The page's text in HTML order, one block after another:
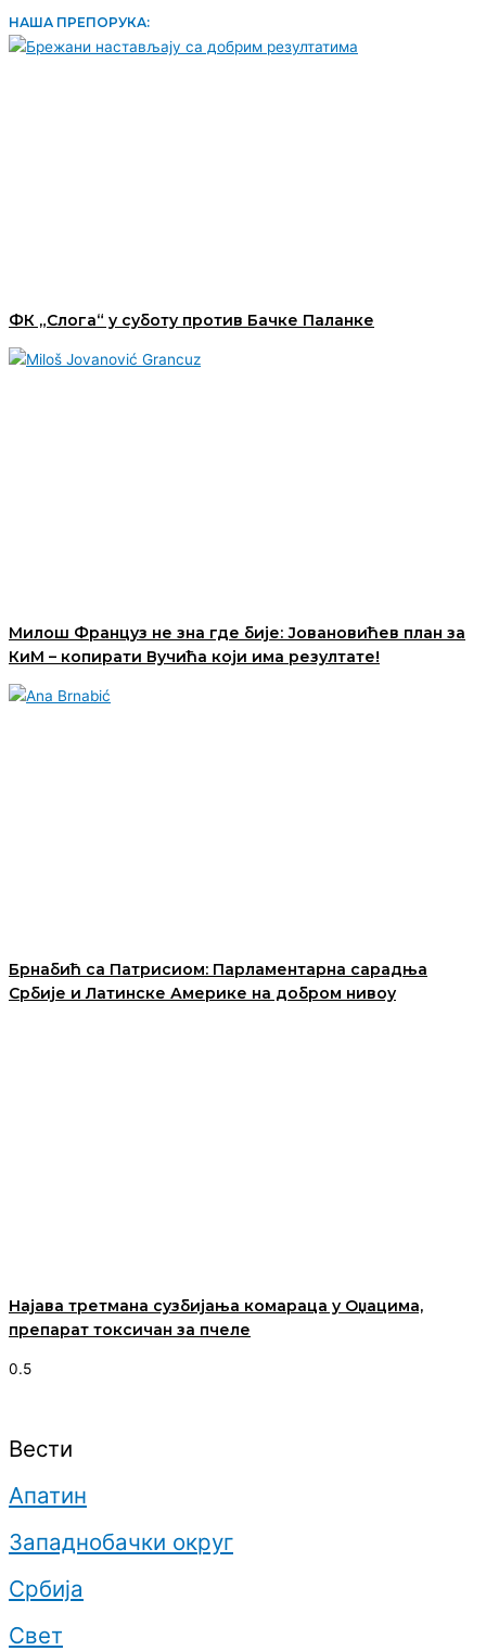
НАША ПРЕПОРУКА:
ФК „Слога“ у суботу против Бачке Паланке
Милош Француз не зна где бије: Јовановићев план за
КиМ – копирати Вучића који има резултате!
Брнабић са Патрисиом: Парламентарна сарадња
Србије и Латинске Америке на добром нивоу
Најава третмана сузбијања комараца у Оџацима,
препарат токсичан за пчеле
Вести
Апатин
Западнобачки округ
Србија
Свет